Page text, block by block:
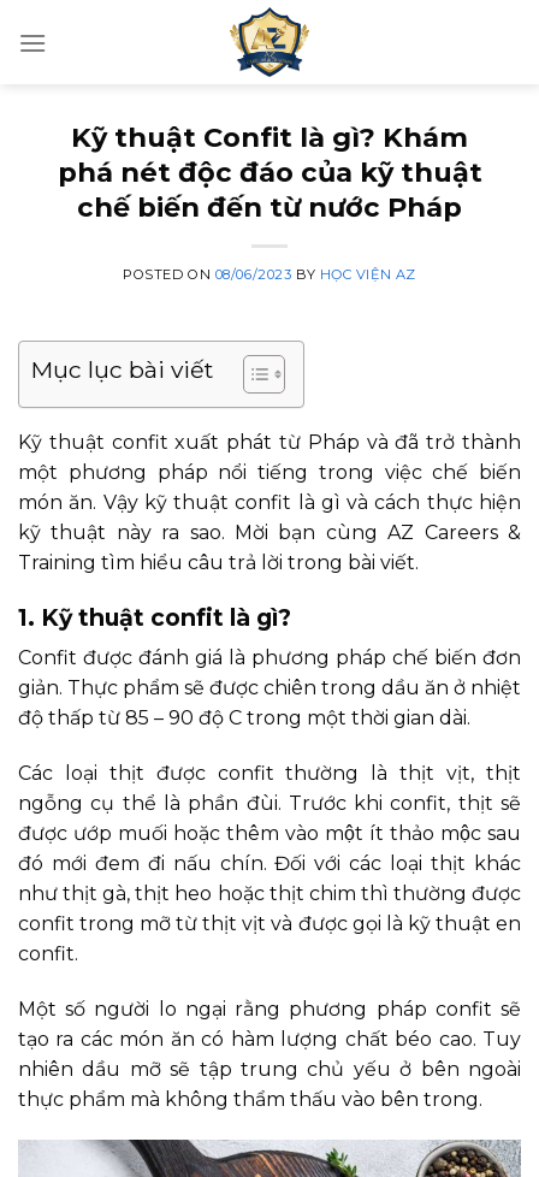
Kỹ thuật Confit là gì? Khám
phá nét độc đáo của kỹ thuật
chế biến đến từ nước Pháp
POSTED ON 08/06/2023 BY HỌC VIỆN AZ
Mục lục bài viết
Kỹ thuật confit xuất phát từ Pháp và đã trở thành
một phương pháp nổi tiếng trong việc chế biến
món ăn. Vậy kỹ thuật confit là gì và cách thực hiện
kỹ thuật này ra sao. Mời bạn cùng AZ Careers &
Training tìm hiểu câu trả lời trong bài viết.
1. Kỹ thuật confit là gì?
Confit được đánh giá là phương pháp chế biến đơn
giản. Thực phẩm sẽ được chiên trong dầu ăn ở nhiệt
độ thấp từ 85 – 90 độ C trong một thời gian dài.
Các loại thịt được confit thường là thịt vịt, thịt
ngỗng cụ thể là phần đùi. Trước khi confit, thịt sẽ
được ướp muối hoặc thêm vào một ít thảo mộc sau
đó mới đem đi nấu chín. Đối với các loại thịt khác
như thịt gà, thịt heo hoặc thịt chim thì thường được
confit trong mỡ từ thịt vịt và được gọi là kỹ thuật en
confit.
Một số người lo ngại rằng phương pháp confit sẽ
tạo ra các món ăn có hàm lượng chất béo cao. Tuy
nhiên dầu mỡ sẽ tập trung chủ yếu ở bên ngoài
thực phẩm mà không thẩm thấu vào bên trong.